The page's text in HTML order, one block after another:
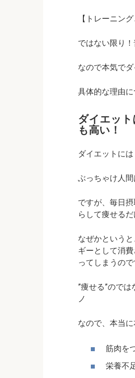
【トレーニン
ではない限り
なので本気で
具体的な理由
ダイエッ
も高い！
ダイエットに
ぶっちゃけ人間
ですが、毎日
らして痩せるだ
なぜかという
ギーとして消
ってしまうので
”痩せる”ので
ノ
なので、本当
筋肉を
栄養不